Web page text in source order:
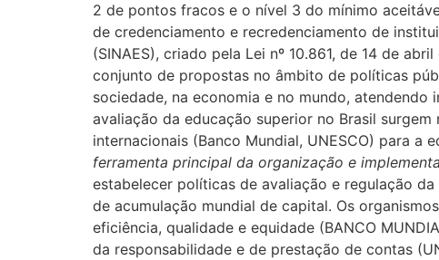
2 de pontos fracos e o nível 3 do mínimo
de credenciamento e recredenciamento de
(SINAES), criado pela Lei nº 10.861, de 14 de
conjunto de propostas no âmbito de políticas
sociedade, na economia e no mundo,
avaliação da educação superior no Brasil
internacionais (Banco Mundial, UNESCO) para a
ferramenta principal da organização e
estabelecer políticas de avaliação e regulação
de acumulação mundial de capital. Os
eficiência, qualidade e equidade (BANCO
da responsabilidade e de prestação de contas